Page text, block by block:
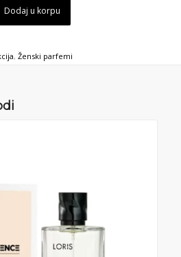
Dodaj u korpu
, Ženski parfemi